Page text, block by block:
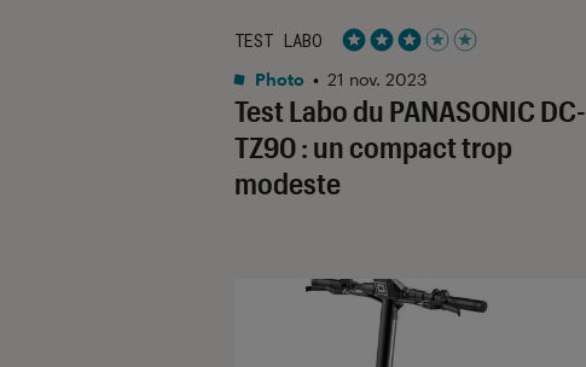
Test Labo du PANASONIC DC-
TZ90 : un compact trop
modeste
TEST LABO
Noté 3 étoiles sur 5
Photo • 21 nov. 2023